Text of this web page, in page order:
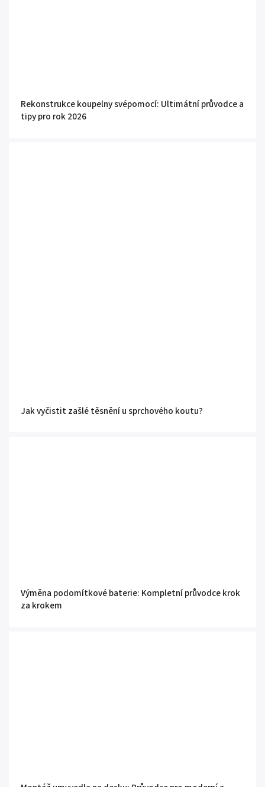
Rekonstrukce koupelny svépomocí: Ultimátní průvodce a
tipy pro rok 2026
Jak vyčistit zašlé těsnění u sprchového koutu?
Výměna podomítkové baterie: Kompletní průvodce krok
za krokem